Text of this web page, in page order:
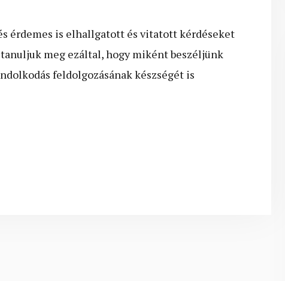
érdemes is elhallgatott és vitatott kérdéseket
meg ezáltal, hogy miként beszéljünk
feldolgozásának készségét is